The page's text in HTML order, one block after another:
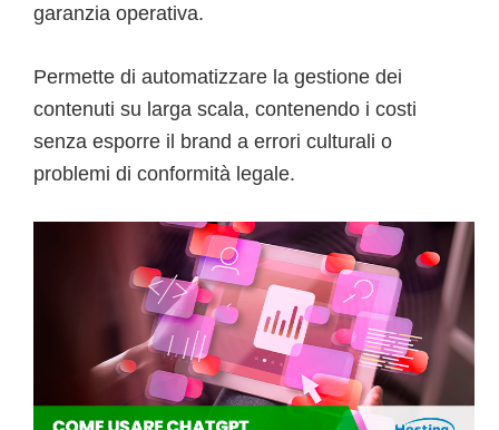
garanzia operativa.
Permette di automatizzare la gestione dei
contenuti su larga scala, contenendo i costi
senza esporre il brand a errori culturali o
problemi di conformità legale.